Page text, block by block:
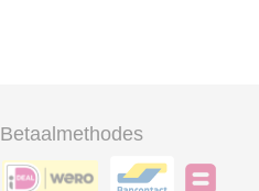
Betaalmethodes